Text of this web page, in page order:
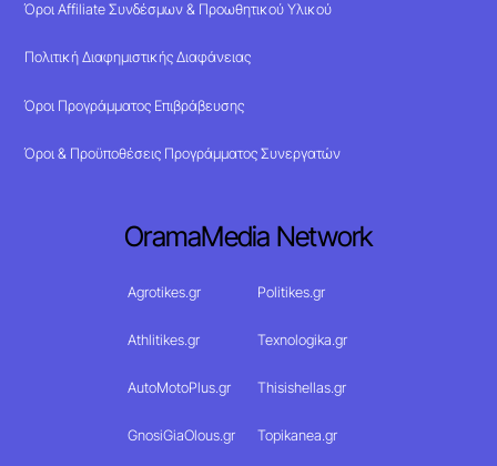
Όροι Affiliate Συνδέσμων & Προωθητικού Υλικού
Πολιτική Διαφημιστικής Διαφάνειας
Όροι Προγράμματος Επιβράβευσης
Όροι & Προϋποθέσεις Προγράμματος Συνεργατών
OramaMedia Network
Agrotikes.gr Politikes.gr
Athlitikes.gr Texnologika.gr
AutoMotoPlus.gr Thisishellas.gr
GnosiGiaOlous.gr Topikanea.gr